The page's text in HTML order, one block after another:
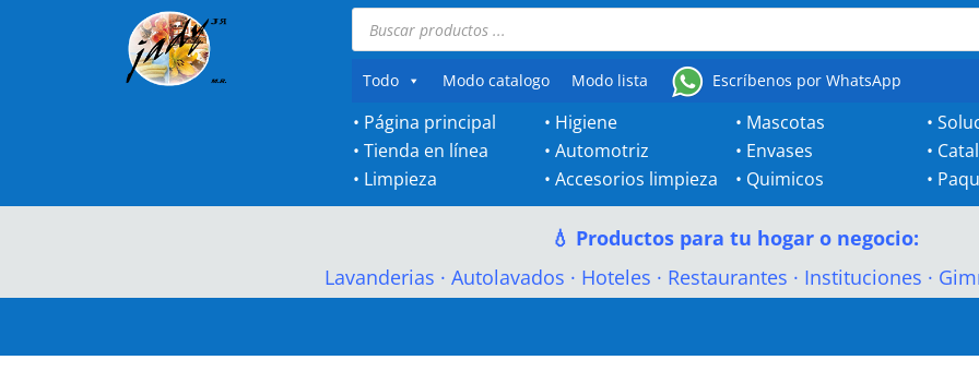
Búsqueda
productos
Todo
Modo catalogo Modo lista Escríbenos por WhatsApp
• Página principal
•Tienda en línea
• Limpieza
• Higiene
•Automotriz
•Accesorios limpieza
• Mascotas
• Envases
• Quimicos
•
•
•
💧 Productos para tu hogar o negocio:
Lavanderias · Autolavados · Hoteles · Restaurantes · Instituciones ·